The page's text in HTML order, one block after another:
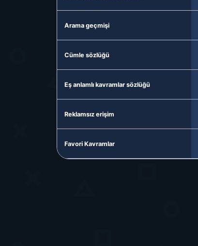
Arama geçmişi
Cümle sözlüğü
Eş anlamlı kavramlar sözlüğü
Reklamsız erişim
Favori Kavramlar